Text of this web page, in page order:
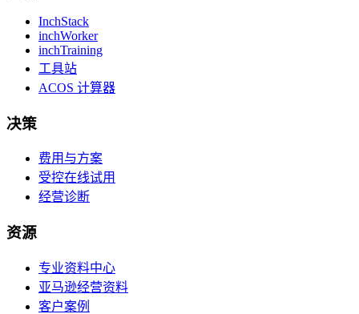
InchStack
inchWorker
inchTraining
工具站
ACOS 计算器
决策
费用与方案
受控在线试用
经营诊断
资源
专业资料中心
亚马逊经营资料
客户案例